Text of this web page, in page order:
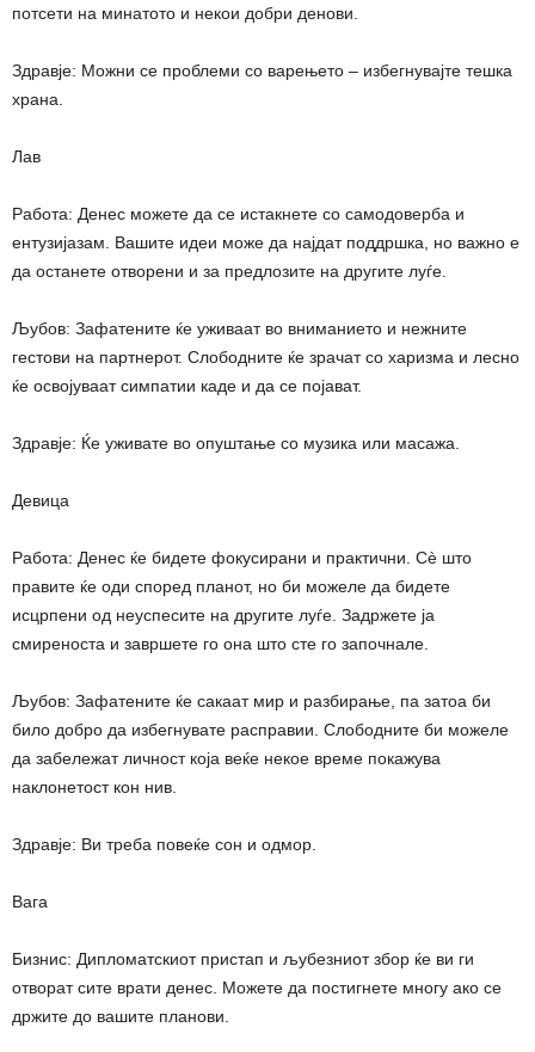
потсети на минатото и некои добри денови.
Здравје: Можни се проблеми со варењето – избегнувајте тешка
храна.
Лав
Работа: Денес можете да се истакнете со самодоверба и
ентузијазам. Вашите идеи може да најдат поддршка, но важно е
да останете отворени и за предлозите на другите луѓе.
Љубов: Зафатените ќе уживаат во вниманието и нежните
гестови на партнерот. Слободните ќе зрачат со харизма и лесно
ќе освојуваат симпатии каде и да се појават.
Здравје: Ќе уживате во опуштање со музика или масажа.
Девица
Работа: Денес ќе бидете фокусирани и практични. Сè што
правите ќе оди според планот, но би можеле да бидете
исцрпени од неуспесите на другите луѓе. Задржете ја
смиреноста и завршете го она што сте го започнале.
Љубов: Зафатените ќе сакаат мир и разбирање, па затоа би
било добро да избегнувате расправии. Слободните би можеле
да забележат личност која веќе некое време покажува
наклонетост кон нив.
Здравје: Ви треба повеќе сон и одмор.
Вага
Бизнис: Дипломатскиот пристап и љубезниот збор ќе ви ги
отворат сите врати денес. Можете да постигнете многу ако се
држите до вашите планови.